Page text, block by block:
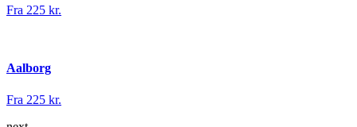
Fra 225 kr.
Aalborg
Fra 225 kr.